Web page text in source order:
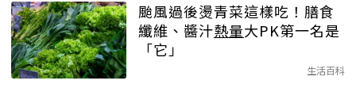
颱風過後燙青菜這樣吃！膳食
纖維、醬汁熱量大PK第一名是
「它」
生活百科